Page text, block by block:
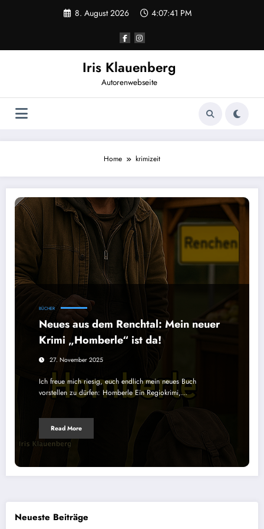
8. August 2026 4:07:41 PM
Iris Klauenberg
Autorenwebseite
Home krimizeit
Neues aus dem Renchtal: Mein neuer Krimi „Homberle“ ist da!
BÜCHER
Neues aus dem Renchtal: Mein neuer
Krimi „Homberle“ ist da!
27. November 2025
Ich freue mich riesig, euch endlich mein neues Buch
vorstellen zu dürfen: Homberle Ein Regiokrimi,…
Read More
Neueste Beiträge